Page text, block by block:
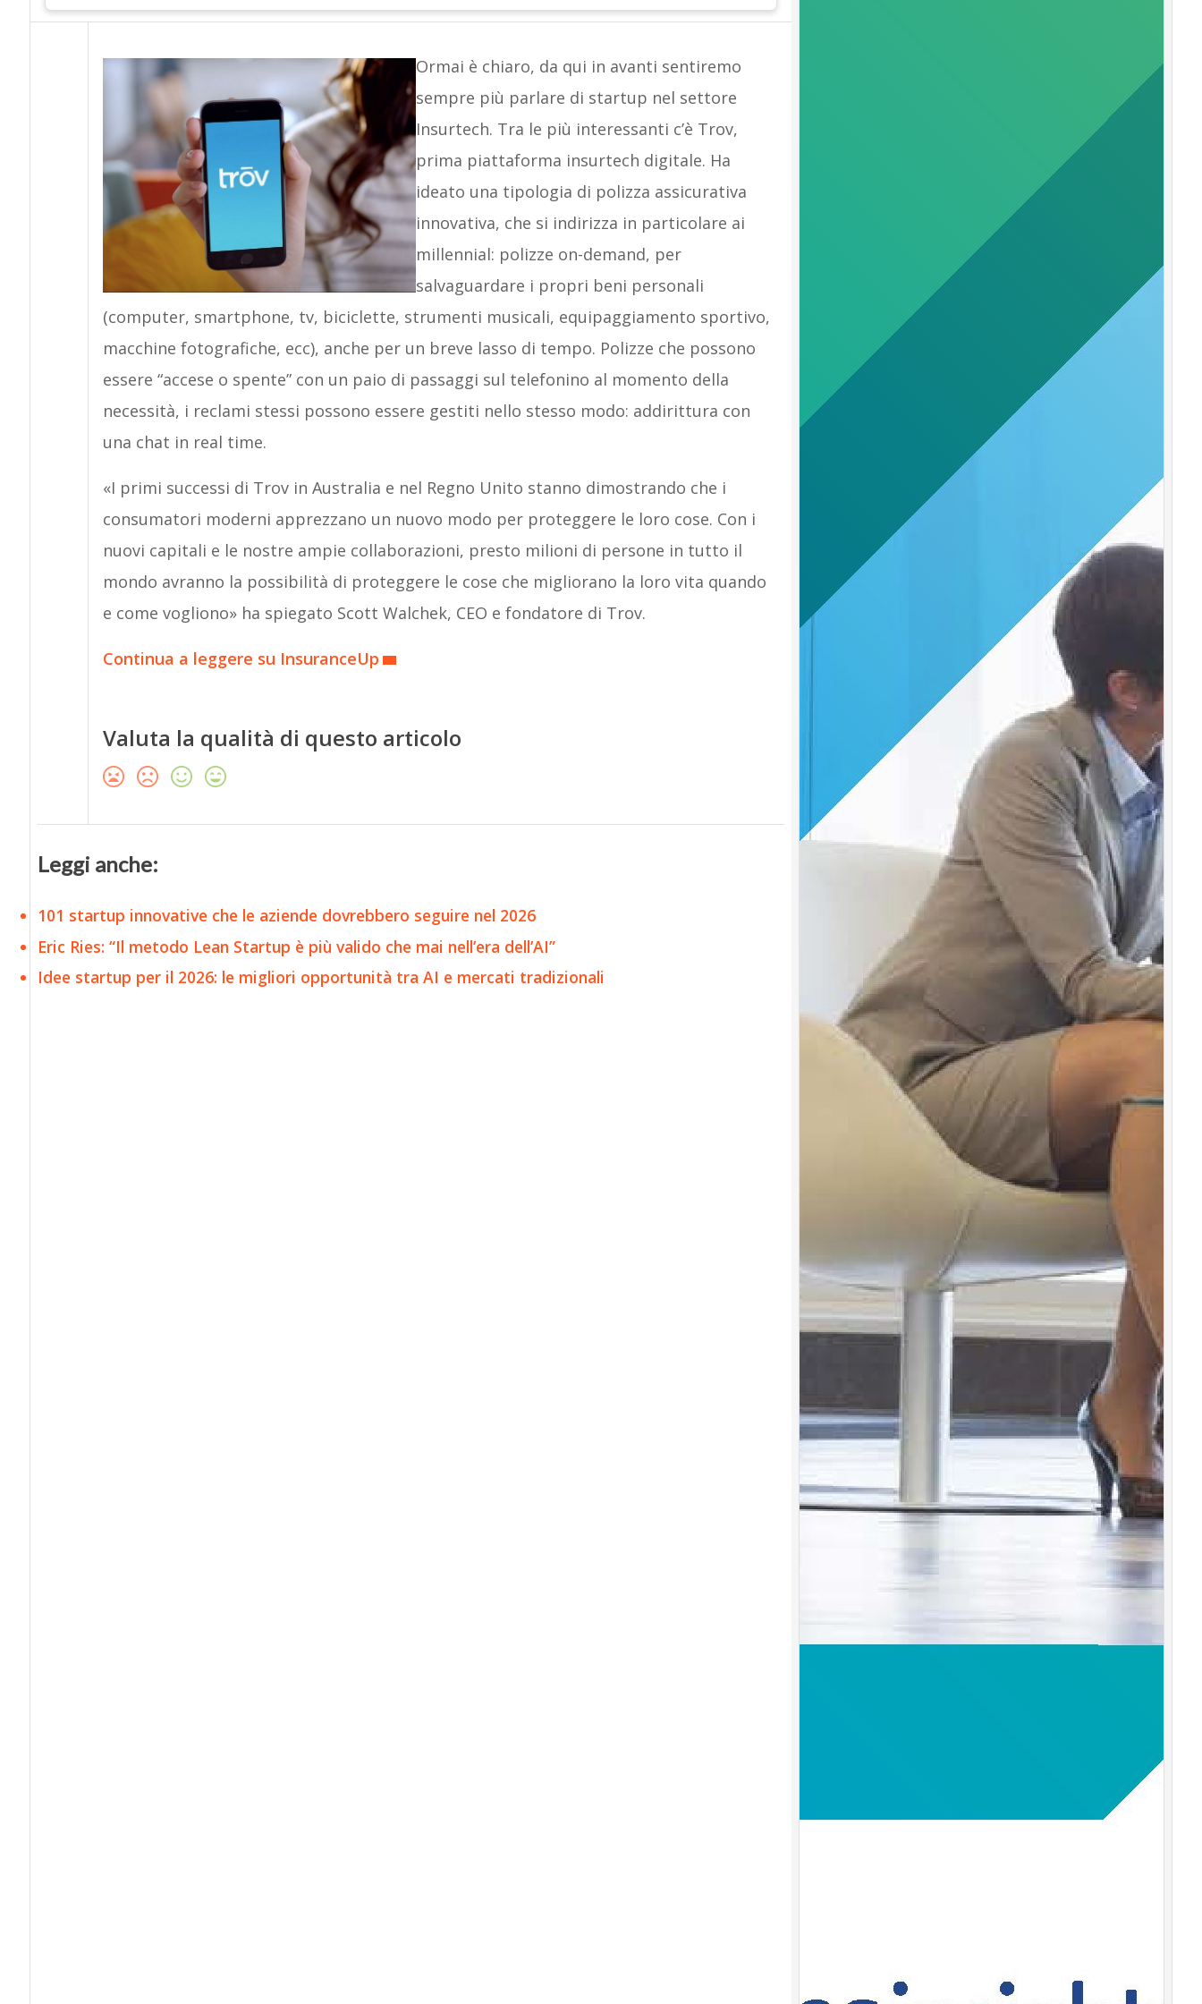
Ormai è chiaro, da qui in avanti sentiremo
sempre più parlare di startup nel settore
Insurtech. Tra le più interessanti c’è Trov,
prima piattaforma insurtech digitale. Ha
ideato una tipologia di polizza assicurativa
innovativa, che si indirizza in particolare ai
millennial: polizze on-demand, per
salvaguardare i propri beni personali
(computer, smartphone, tv, biciclette, strumenti musicali, equipaggiamento sportivo,
macchine fotografiche, ecc), anche per un breve lasso di tempo. Polizze che possono
essere “accese o spente” con un paio di passaggi sul telefonino al momento della
necessità, i reclami stessi possono essere gestiti nello stesso modo: addirittura con
una chat in real time.
«I primi successi di Trov in Australia e nel Regno Unito stanno dimostrando che i
consumatori moderni apprezzano un nuovo modo per proteggere le loro cose. Con i
nuovi capitali e le nostre ampie collaborazioni, presto milioni di persone in tutto il
mondo avranno la possibilità di proteggere le cose che migliorano la loro vita quando
e come vogliono» ha spiegato Scott Walchek, CEO e fondatore di Trov.
Continua a leggere su InsuranceUp
Valuta la qualità di questo articolo
Leggi anche:
101 startup innovative che le aziende dovrebbero seguire nel 2026
Eric Ries: “Il metodo Lean Startup è più valido che mai nell’era dell’AI”
Idee startup per il 2026: le migliori opportunità tra AI e mercati tradizionali